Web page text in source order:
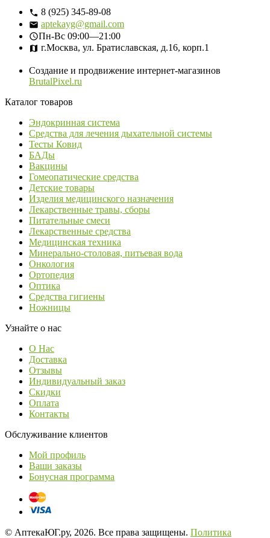
8 (925) 345-89-08
aptekayg@gmail.com
Пн-Вс 09:00—21:00
г.Москва, ул. Братиславская, д.16, корп.1
Создание и продвижение интернет-магазинов
BrutalPixel.ru
Каталог товаров
Эндокринная система
Средства для лечения дыхательной системы
Тесты Ковид
БАДы
Вакцины
Гомеопатические средства
Детские товары
Изделия медицинского назначения
Лекарственные травы, сборы
Питательные смеси
Лекарственные средства
Медицинская техника
Минерально-столовая, питьевая вода
Онкология
Ортопедия
Оптика
Средства гигиены
Ножницы
Узнайте о нас
О Нас
Доставка
Отзывы
Индивидуальный заказ
Скидки
Оплата
Контакты
Обслуживание клиентов
Мой профиль
Ваши заказы
Бонусная программа
© АптекаЮГ.ру, 2026. Все права защищены. Политика